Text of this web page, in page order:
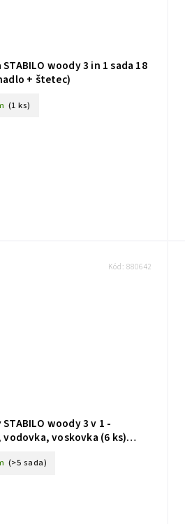
woody 3 in 1 sada 18
+ štetec)
(1 ks)
woody 3 v 1 -
vodovka, voskovka (6 ks)
(>5 sada)
Kód: 880642